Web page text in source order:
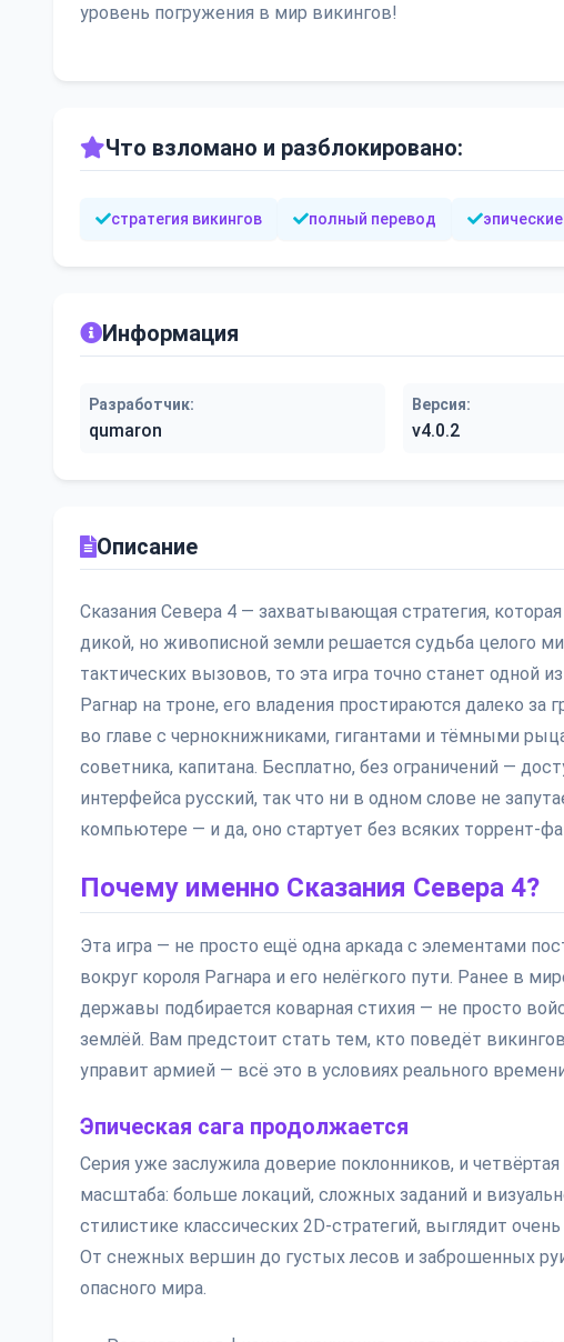
уровень погружения в мир викингов!
Что взломано и разблокировано:
стратегия викингов полный перевод
Информация
Разработчик:
qumaron
Версия:
v4.0.2
Описание
Сказания Севера 4 — захватывающая стратегия,
дикой, но живописной земли решается судьба целого
тактических вызовов, то эта игра точно станет
Рагнар на троне, его владения простираются далеко
во главе с чернокнижниками, гигантами и тёмными
советника, капитана. Бесплатно, без ограничений —
интерфейса русский, так что ни в одном слове не
компьютере — и да, оно стартует без всяких торрент-
Почему именно Сказания Севера 4?
Эта игра — не просто ещё одна аркада с элементами
вокруг короля Рагнара и его нелёгкого пути. Ранее в
державы подбирается коварная стихия — не просто
землёй. Вам предстоит стать тем, кто поведёт
управит армией — всё это в условиях реального
Эпическая сага продолжается
Серия уже заслужила доверие поклонников, и
масштаба: больше локаций, сложных заданий и
стилистике классических 2D-стратегий, выглядит
От снежных вершин до густых лесов и заброшенных
опасного мира.